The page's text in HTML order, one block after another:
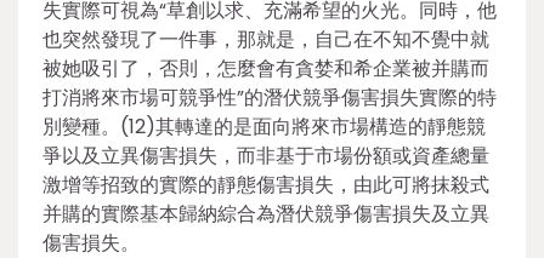
失實際可視為“草創以求、充滿希望的火光。同時，他
也突然發現了一件事，那就是，自己在不知不覺中就
被她吸引了，否則，怎麼會有貪婪和希企業被并購而
打消將來市場可競爭性”的潛伏競爭傷害損失實際的特
別變種。(12)其轉達的是面向將來市場構造的靜態競
爭以及立異傷害損失，而非基于市場份額或資產總量
激增等招致的實際的靜態傷害損失，由此可將抹殺式
并購的實際基本歸納綜合為潛伏競爭傷害損失及立異
傷害損失。